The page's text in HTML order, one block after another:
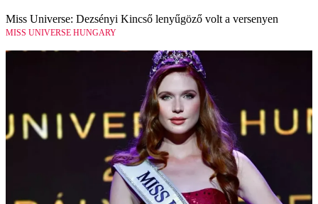
Miss Universe: Dezsényi Kincső lenyűgöző volt a versenyen
MISS UNIVERSE HUNGARY